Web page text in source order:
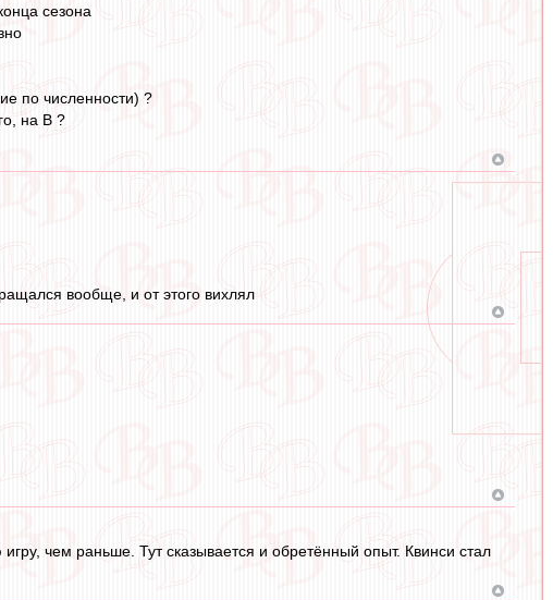
сезона
по численности) ?
на B ?
вообще, и от этого вихлял
чем раньше. Тут сказывается и обретённый опыт. Квинси стал